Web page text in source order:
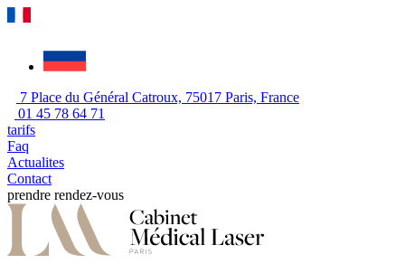
7 Place du Général Catroux, 75017 Paris, France
01 45 78 64 71
tarifs
Faq
Actualites
Contact
prendre rendez-vous